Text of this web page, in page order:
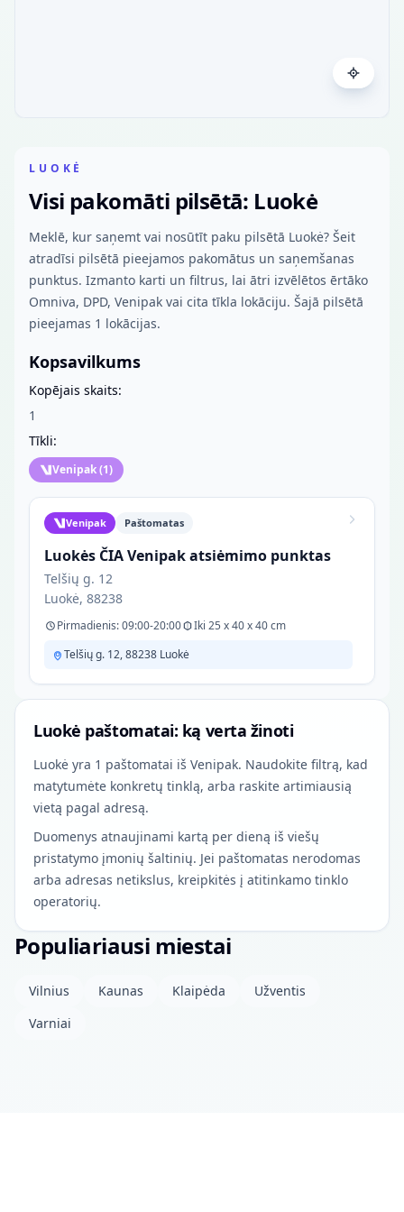
LUOKĖ
Visi pakomāti pilsētā: Luokė
Meklē, kur saņemt vai nosūtīt paku pilsētā Luokė? Šeit
atradīsi pilsētā pieejamos pakomātus un saņemšanas
punktus. Izmanto karti un filtrus, lai ātri izvēlētos ērtāko
Omniva, DPD, Venipak vai cita tīkla lokāciju. Šajā pilsētā
pieejamas 1 lokācijas.
Kopsavilkums
Kopējais skaits:
1
Tīkli:
Venipak(1)
Venipak Paštomatas
Luokės ČIA Venipak atsiėmimo punktas
Telšių g. 12
Luokė, 88238
Pirmadienis: 09:00-20:00
Iki 25 x 40 x 40 cm
Telšių g. 12, 88238 Luokė
Luokė paštomatai: ką verta žinoti
Luokė yra 1 paštomatai iš Venipak. Naudokite filtrą, kad
matytumėte konkretų tinklą, arba raskite artimiausią
vietą pagal adresą.
Duomenys atnaujinami kartą per dieną iš viešų
pristatymo įmonių šaltinių. Jei paštomatas nerodomas
arba adresas netikslus, kreipkitės į atitinkamo tinklo
operatorių.
Populiariausi miestai
Vilnius Kaunas Klaipėda
Užventis
Varniai